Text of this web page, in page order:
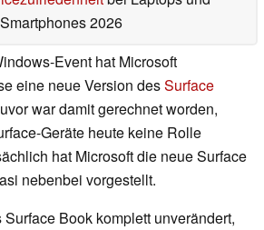
Smartphones 2026
Event hat Microsoft
eine neue Version desSurface
war damit gerechnet worden,
Geräte heute keine Rolle
hat Microsoft die neue Surface
nebenbei vorgestellt.
Book komplett unverändert,